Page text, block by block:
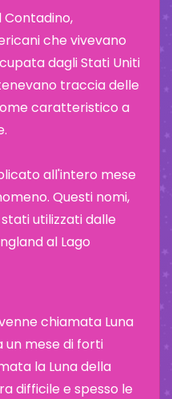
che vivevano
dagli Stati Uniti
traccia delle
caratteristico a
all'intero mese
Questi nomi,
utilizzati dalle
al Lago
chiamata Luna
un mese di forti
la Luna della
difficile e spesso le